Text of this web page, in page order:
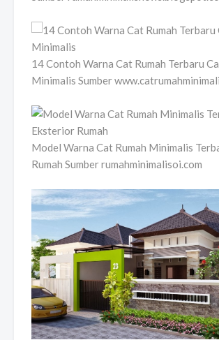
14 Contoh Warna Cat Rumah Terbaru
Minimalis Sumber
Model Warna Cat Rumah Minimalis
Rumah Sumber rumahminimalisoi.com